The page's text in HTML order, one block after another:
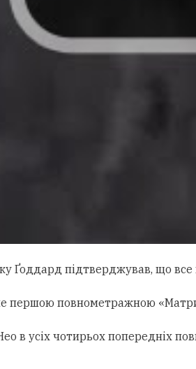
Ґоддард підтверджував, що все
першою повнометражною
Нео в усіх чотирьох попередніх